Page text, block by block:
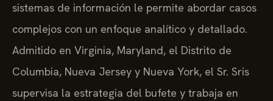
sistemas de información le permite abordar casos
complejos con un enfoque analítico y detallado.
Admitido en Virginia, Maryland, el Distrito de
Columbia, Nueva Jersey y Nueva York, el Sr. Sris
supervisa la estrategia del bufete y trabaja en